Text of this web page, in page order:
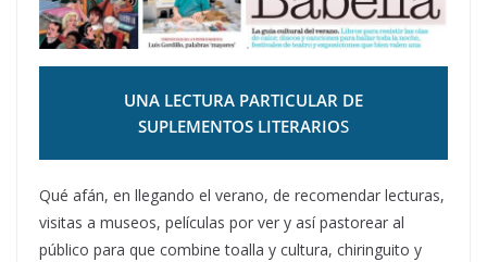
UNA LECTURA PARTICULAR DE
SUPLEMENTOS LITERARIOS
Qué afán, en llegando el verano, de recomendar lecturas,
visitas a museos, películas por ver y así pastorear al
público para que combine toalla y cultura, chiringuito y